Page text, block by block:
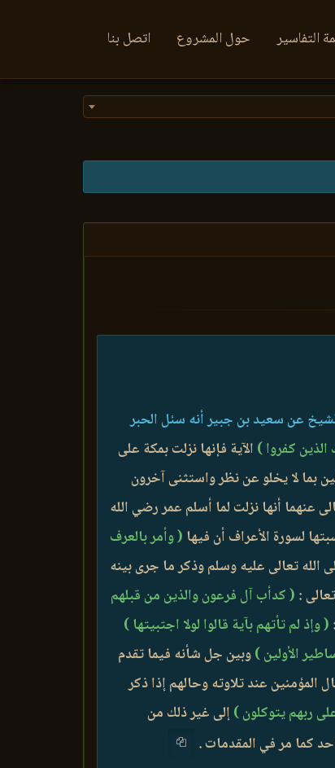
التفاسير حول المشروع اتصل بنا
عن سعيد بن جبير أنه سئل الحبر
كفروا ) الآية فإنها نزلت بمكة على
بما لا يخلو عن نظر واستثنى آخرون
عنهما أنها نزلت لما أسلم عمر رضي الله
لسورة الأعراف أن فيها ( وأمر بالعرف
الله تعالى عليه وسلم وذكر ما جرى بينه
: ( كدأب آل فرعون والذين من قبلهم
( وإذ لم تأتهم بآية قالوا لولا اجتبيتها )
الأولين )وبين جل شأنه فيما تقدم
المؤمنين عند تلاوته وحالهم إذا ذكر
ربهم يتوكلون )إلى غير ذلك من
كما مر في المقدمات .